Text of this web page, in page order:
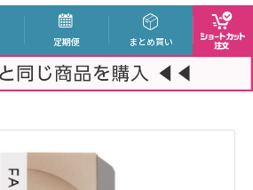
定期便 まとめ買い